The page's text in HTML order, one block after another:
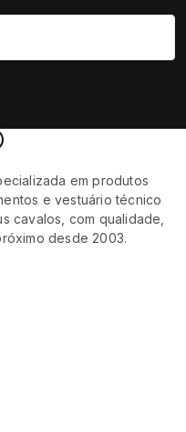
em produtos
e vestuário técnico
cavalos, com qualidade,
desde 2003.